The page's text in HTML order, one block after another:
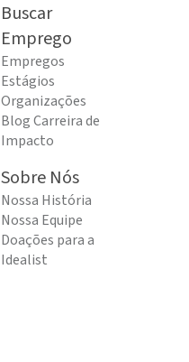
Buscar
Emprego
Empregos
Estágios
Organizações
Blog Carreira de
Impacto
Sobre Nós
Nossa História
Nossa Equipe
Doações para a
Idealist